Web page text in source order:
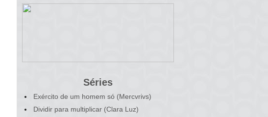
Séries
Exército de um homem só (Mercvrivs)
Dividir para multiplicar (Clara Luz)